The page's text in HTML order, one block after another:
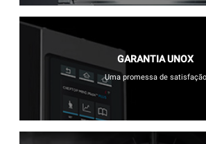
GARANTIA UNOX
Uma promessa de satisfação